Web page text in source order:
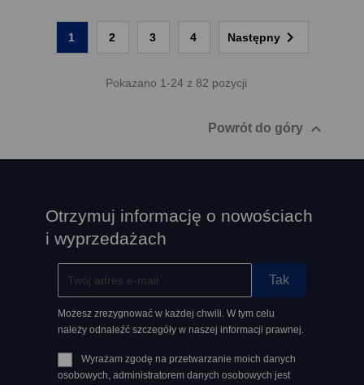
Pokazano 1-24 z 82 pozycji
1 2 3 4 Następny
Powrót do góry 
Otrzymuj informację o nowościach
i wyprzedażach
Możesz zrezygnować w każdej chwili. W tym celu
należy odnaleźć szczegóły w naszej informacji prawnej.
Wyrażam zgodę na przetwarzanie moich danych
osobowych, administratorem danych osobowych jest